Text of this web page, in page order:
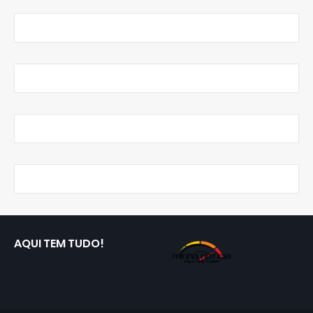
AQUI TEM TUDO!